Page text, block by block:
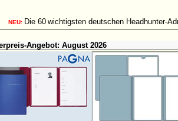
NEU: Die 60 wichtigsten deutschen Headhunter-
Angebot: August 2026